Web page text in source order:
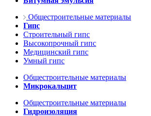
Общестроительные материалы
Гипс
Строительный гипс
Высокопрочный гипс
Медицинский гипс
Умный гипс
Общестроительные материалы
Микрокальцит
Общестроительные материалы
Гидроизоляция